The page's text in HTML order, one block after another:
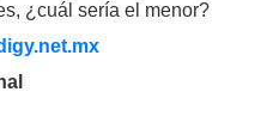
¿cuál sería el menor?